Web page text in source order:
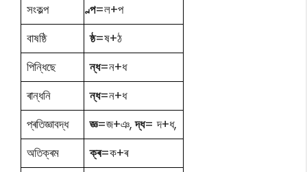
সংকল্প
ল্প=ল+প
বাষষ্ঠি
ষ্ঠ=ষ+ঠ
পিন্ধিছে
ন্ধ=ন+ধ
ৰান্ধনি
ন্ধ=ন+ধ
প্ৰতিজ্ঞাবদ্ধ
জ্ঞ=জ+ঞ,দ্ধ= দ+ধ,
অতিক্ৰম
ক্ৰ=ক+ৰ